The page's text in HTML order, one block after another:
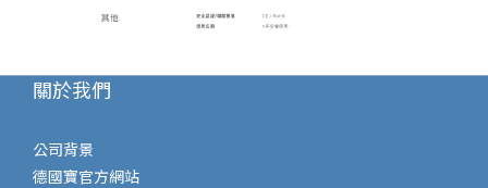
關於我們
公司背景
德國寶官方網站